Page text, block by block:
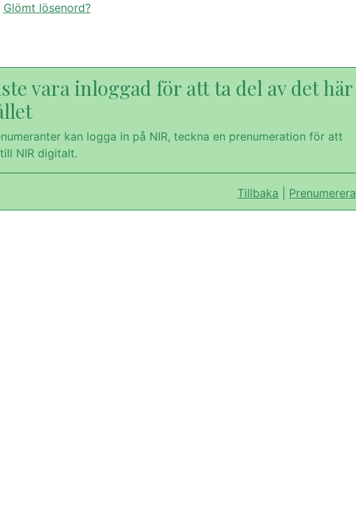
Glömt lösenord?
vara inloggad för att ta del av det här
kan logga in på NIR, teckna en prenumeration för att
NIR digitalt.
Tillbaka Prenumerera